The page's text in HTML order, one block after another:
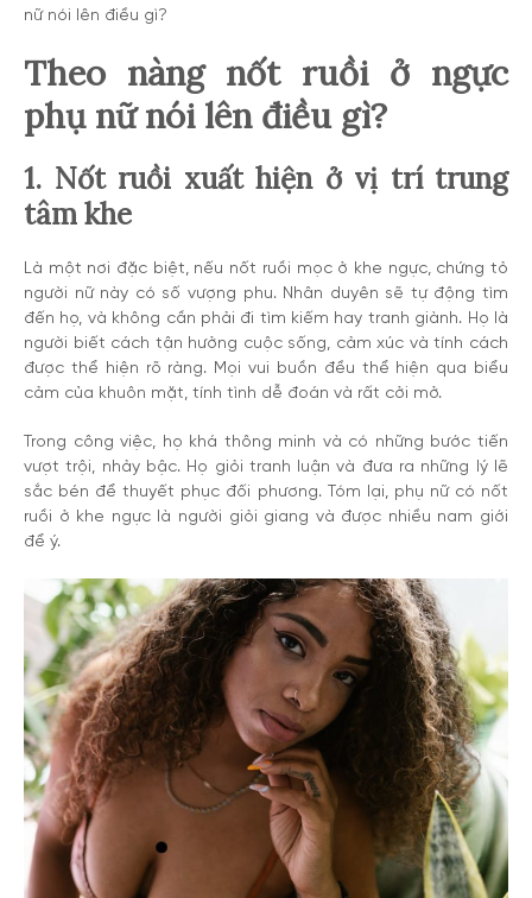
nữ nói lên điều gì?
Theo nàng nốt ruồi ở ngực
phụ nữ nói lên điều gì?
1. Nốt ruồi xuất hiện ở vị trí trung
tâm khe
Là một nơi đặc biệt, nếu nốt ruồi mọc ở khe ngực, chứng tỏ
người nữ này có số vượng phu. Nhân duyên sẽ tự động tìm
đến họ, và không cần phải đi tìm kiếm hay tranh giành. Họ là
người biết cách tận hưởng cuộc sống, cảm xúc và tính cách
được thể hiện rõ ràng. Mọi vui buồn đều thể hiện qua biểu
cảm của khuôn mặt, tính tình dễ đoán và rất cởi mở.
Trong công việc, họ khá thông minh và có những bước tiến
vượt trội, nhảy bậc. Họ giỏi tranh luận và đưa ra những lý lẽ
sắc bén để thuyết phục đối phương. Tóm lại, phụ nữ có nốt
ruồi ở khe ngực là người giỏi giang và được nhiều nam giới
để ý.